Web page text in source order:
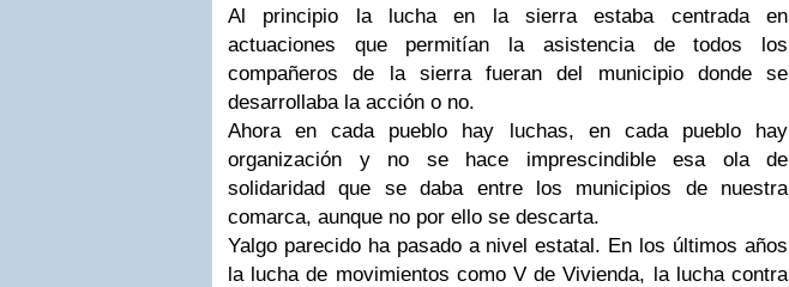
Al principio la lucha en la sierra estaba centrada en
actuaciones que permitían la asistencia de todos los
compañeros de la sierra fueran del municipio donde se
desarrollaba la acción o no.
Ahora en cada pueblo hay luchas, en cada pueblo hay
organización y no se hace imprescindible esa ola de
solidaridad que se daba entre los municipios de nuestra
comarca, aunque no por ello se descarta.
Yalgo parecido ha pasado a nivel estatal. En los últimos años
la lucha de movimientos como V de Vivienda, la lucha contra